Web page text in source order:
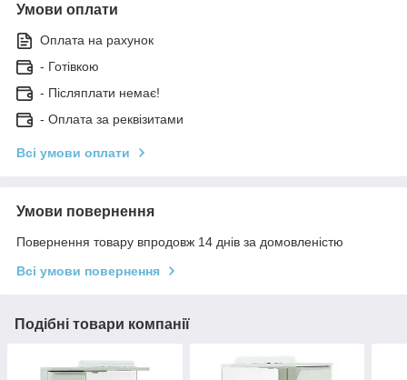
Умови оплати
Оплата на рахунок
- Готівкою
- Післяплати немає!
- Оплата за реквізитами
Всі умови оплати
Умови повернення
Повернення товару впродовж 14 днів за домовленістю
Всі умови повернення
Подібні товари компанії